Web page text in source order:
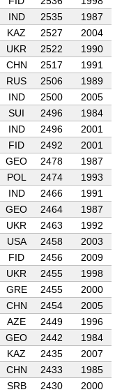
IND 2535
1987
KAZ 2527
2004
UKR 2522
1990
CHN 2517
1991
RUS 2506
1989
IND 2500
2005
SUI 2496
1984
IND 2496
2001
FID 2492
2001
GEO 2478
1987
POL 2474
1993
IND 2466
1991
GEO 2464
1987
UKR 2463
1992
USA 2458
2003
FID 2456
2009
UKR 2455
1998
GRE 2455
2000
CHN 2454
2005
AZE 2449
1996
GEO 2442
1984
KAZ 2435
2007
CHN 2433
1985
SRB 2430
2000